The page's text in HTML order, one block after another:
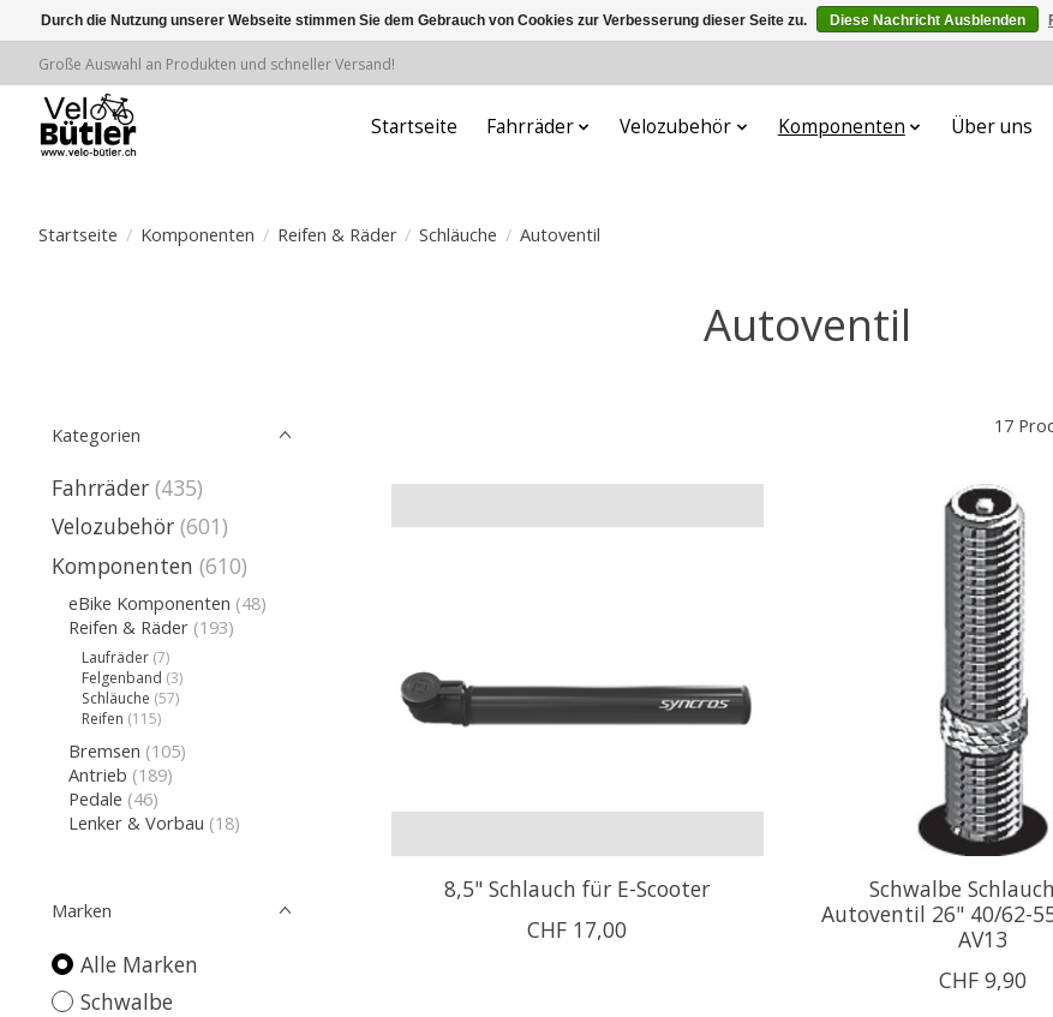
Große Auswahl an Produkten und schneller Versand!
Startseite Fahrräder Velozubehör Komponenten Über uns
Startseite / Komponenten / Reifen & Räder / Schläuche / Autoventil
Autoventil
Kategorien
Fahrräder (435)
Velozubehör (601)
Komponenten (610)
eBike Komponenten (48)
Reifen & Räder (193)
Laufräder (7)
Felgenband (3)
Schläuche (57)
Reifen (115)
Bremsen (105)
Antrieb (189)
Pedale (46)
Lenker & Vorbau (18)
Marken
Alle Marken
Schwalbe
17
8,5" Schlauch für E-Scooter
CHF 17,00
Schwalbe
Autoventil 26" 40/62-
AV13
CHF 9,90
Durch die Nutzung unserer Webseite stimmen Sie dem Gebrauch von Cookies zur Verbesserung dieser Seite zu. Diese Nachricht Ausblenden